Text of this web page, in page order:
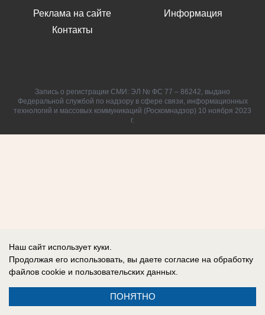
Реклама на сайте
Контакты
Информация
Запись о регистрации СМИ: ЭЛ № ФС 77 – 86242, выдано
Федеральной службой по надзору в сфере связи, информационных
технологий и массовых коммуникаций (Роскомнадзор) 10 ноября 2023
г.
Наш сайт использует куки.
Продолжая его использовать, вы даете согласие на обработку
файлов cookie и пользовательских данных.
ПОНЯТНО